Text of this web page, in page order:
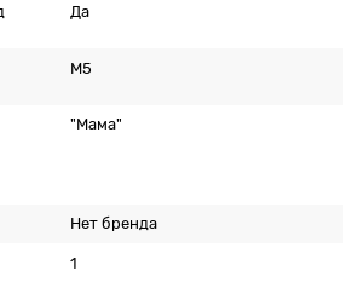
Да
М5
"Мама"
Нет бренда
1